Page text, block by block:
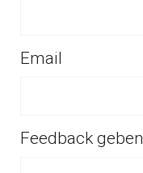
Email
Feedback geben